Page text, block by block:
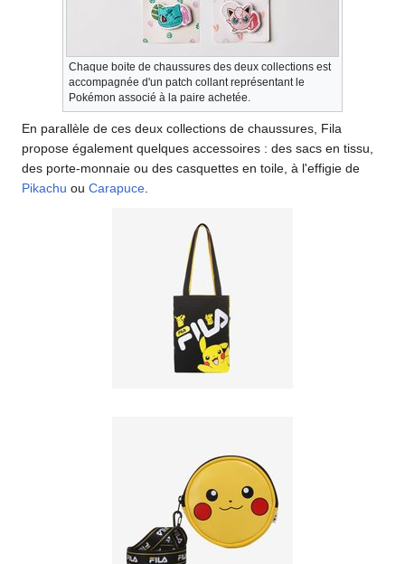
Chaque boite de chaussures des deux collections est
accompagnée d'un patch collant représentant le
Pokémon associé à la paire achetée.
En parallèle de ces deux collections de chaussures, Fila
propose également quelques accessoires : des sacs en tissu,
des porte-monnaie ou des casquettes en toile, à l'effigie de
Pikachu ou Carapuce